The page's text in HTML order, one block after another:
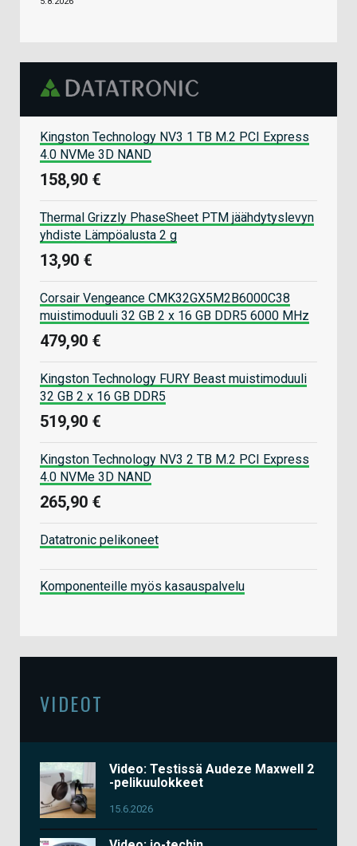
Kingston Technology NV3 1 TB M.2 PCI Express
4.0 NVMe 3D NAND
158,90 €
Thermal Grizzly PhaseSheet PTM jäähdytyslevyn
yhdiste Lämpöalusta 2 g
13,90 €
Corsair Vengeance CMK32GX5M2B6000C38
muistimoduuli 32 GB 2 x 16 GB DDR5 6000 MHz
479,90 €
Kingston Technology FURY Beast muistimoduuli
32 GB 2 x 16 GB DDR5
519,90 €
Kingston Technology NV3 2 TB M.2 PCI Express
4.0 NVMe 3D NAND
265,90 €
Datatronic pelikoneet
Komponenteille myös kasauspalvelu
VIDEOT
Video: Testissä Audeze Maxwell 2
-pelikuulokkeet
15.6.2026